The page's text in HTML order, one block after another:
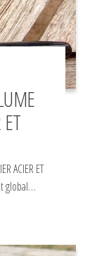
ACIER ET
global…